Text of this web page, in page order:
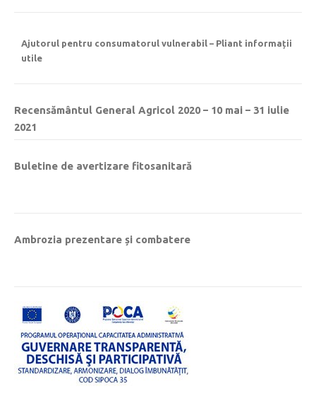
Ajutorul pentru consumatorul vulnerabil – Pliant informații
utile
Recensământul General Agricol 2020 – 10 mai – 31 iulie
2021
Buletine de avertizare fitosanitară
Ambrozia prezentare și combatere